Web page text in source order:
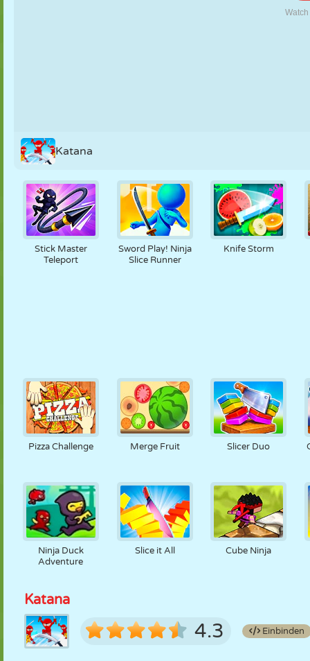
Katana
Stick Master
Teleport
Sword Play! Ninja
Slice Runner
Knife Storm
Pizza Challenge Merge Fruit Slicer Duo
Ninja Duck
Adventure
Slice it All Cube Ninja
Katana
4.3 Einbinden